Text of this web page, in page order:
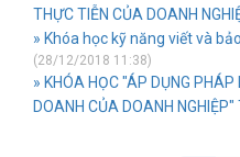
THỰC TIỄN CỦA DOANH
» Khóa học kỹ năng viết và
(28/12/2018 11:38)
» KHÓA HỌC "ÁP DỤNG
DOANH CỦA DOANH NGHIỆP"